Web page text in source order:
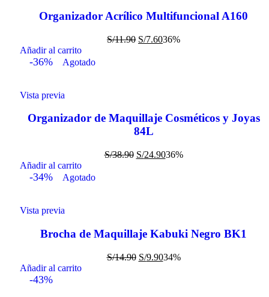
Organizador Acrílico Multifuncional A160
S/11.90 S/7.6036%
Añadir al carrito
-36% Agotado
Vista previa
Organizador de Maquillaje Cosméticos y Joyas
84L
S/38.90 S/24.9036%
Añadir al carrito
-34% Agotado
Vista previa
Brocha de Maquillaje Kabuki Negro BK1
S/14.90 S/9.9034%
Añadir al carrito
-43%